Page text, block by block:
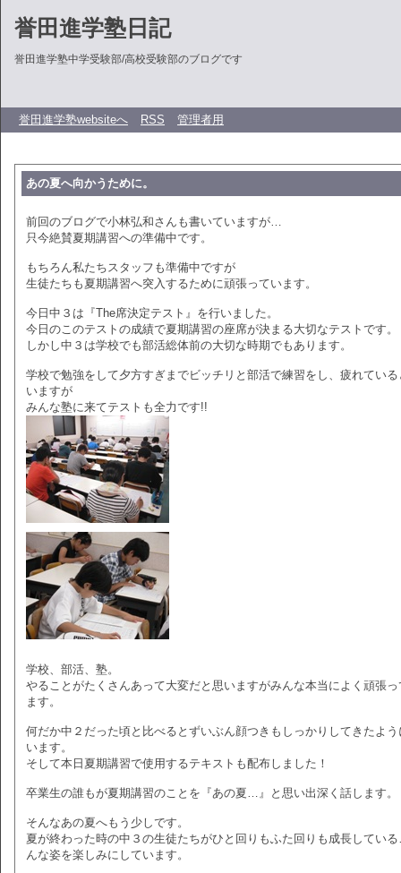
誉田進学塾日記
誉田進学塾中学受験部/高校受験部のブログです
誉田進学塾websiteへ RSS 管理者用
あの夏へ向かうために。
前回のブログで小林弘和さんも書いていますが…
只今絶賛夏期講習への準備中です。
もちろん私たちスタッフも準備中ですが
生徒たちも夏期講習へ突入するために頑張っています。
今日中３は『The席決定テスト』を行いました。
今日のこのテストの成績で夏期講習の座席が決まる大切なテストです。
しかし中３は学校でも部活総体前の大切な時期でもあります。
学校で勉強をして夕方すぎまでビッチリと部活で練習をし、疲れている
いますが
みんな塾に来てテストも全力です!!
学校、部活、塾。
やることがたくさんあって大変だと思いますがみんな本当によく頑張っ
ます。
何だか中２だった頃と比べるとずいぶん顔つきもしっかりしてきたよう
います。
そして本日夏期講習で使用するテキストも配布しました！
卒業生の誰もが夏期講習のことを『あの夏…』と思い出深く話します。
そんなあの夏へもう少しです。
夏が終わった時の中３の生徒たちがひと回りもふた回りも成長してい
んな姿を楽しみにしています。